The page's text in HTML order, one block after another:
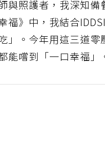
與照護者，我深知
福》中，我結合
吃」。今年用這三道
能嚐到「一口幸福」